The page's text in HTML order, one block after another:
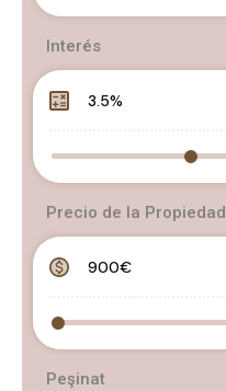
Interés
Precio de la Propiedad
Peşinat